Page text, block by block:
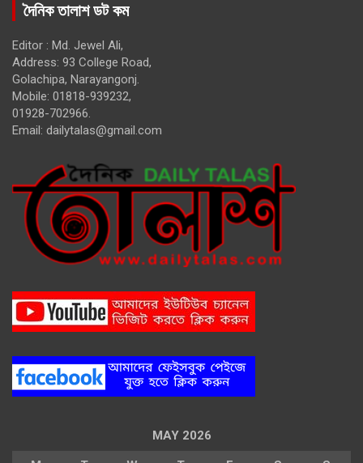
দৈনিক তালাশ ডট কম
Editor : Md. Jewel Ali,
Address: 93 College Road,
Golachipa, Narayangonj.
Mobile: 01818-939232,
01928-702966.
Email: dailytalas@gmail.com
MAY 2026